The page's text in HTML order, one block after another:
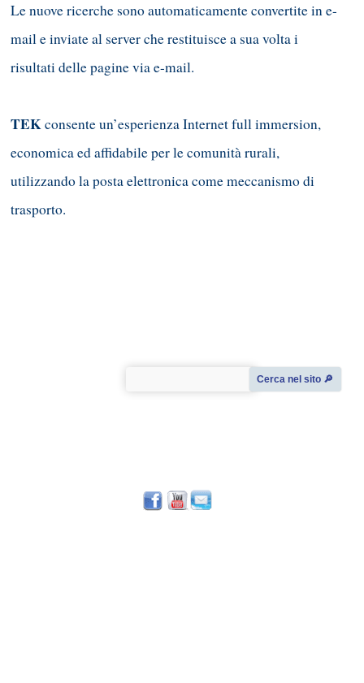
Le nuove ricerche sono automaticamente convertite in e-
mail e inviate al server che restituisce a sua volta i
risultati delle pagine via e-mail.
TEKconsente un’esperienza Internet full immersion,
economica ed affidabile per le comunità rurali,
utilizzando la posta elettronica come meccanismo di
trasporto.
Cerca nel sito 🔎︎